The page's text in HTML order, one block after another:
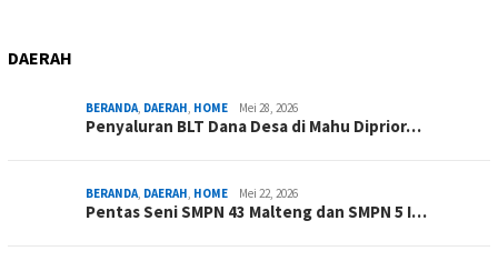
DAERAH
BERANDA, DAERAH, HOME Mei 28, 2026
Penyaluran BLT Dana Desa di Mahu Diprior…
BERANDA, DAERAH, HOME Mei 22, 2026
Pentas Seni SMPN 43 Malteng dan SMPN 5 I…